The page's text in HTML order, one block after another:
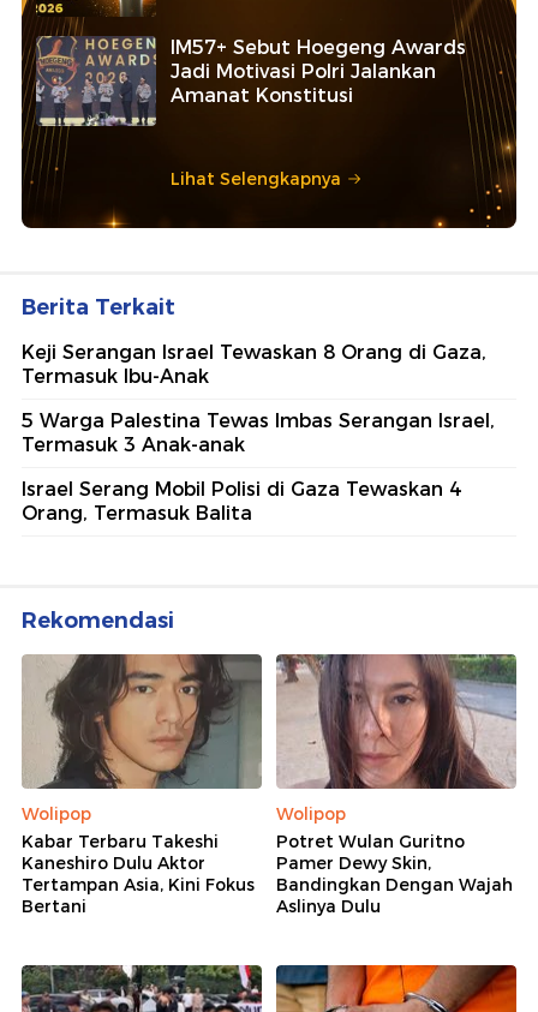
IM57+ Sebut Hoegeng Awards
Jadi Motivasi Polri Jalankan
Amanat Konstitusi
Lihat Selengkapnya
Berita Terkait
Keji Serangan Israel Tewaskan 8 Orang di Gaza,
Termasuk Ibu-Anak
5 Warga Palestina Tewas Imbas Serangan Israel,
Termasuk 3 Anak-anak
Israel Serang Mobil Polisi di Gaza Tewaskan 4
Orang, Termasuk Balita
Rekomendasi
Wolipop
Kabar Terbaru Takeshi
Kaneshiro Dulu Aktor
Tertampan Asia, Kini Fokus
Bertani
Wolipop
Potret Wulan Guritno
Pamer Dewy Skin,
Bandingkan Dengan Wajah
Aslinya Dulu